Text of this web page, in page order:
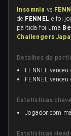
Insomnia vs
de FENNELe foi
partida foi uma
Challengers
Detalhes da
FENNEL
FENNEL
Estatísticas
Jogador com
Estatísticas